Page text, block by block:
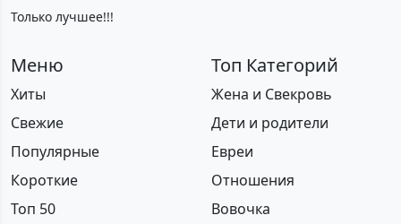
Только лучшее!!!
Меню
Хиты
Свежие
Популярные
Короткие
Топ 50
Топ Категорий
Жена и Свекровь
Дети и родители
Евреи
Отношения
Вовочка